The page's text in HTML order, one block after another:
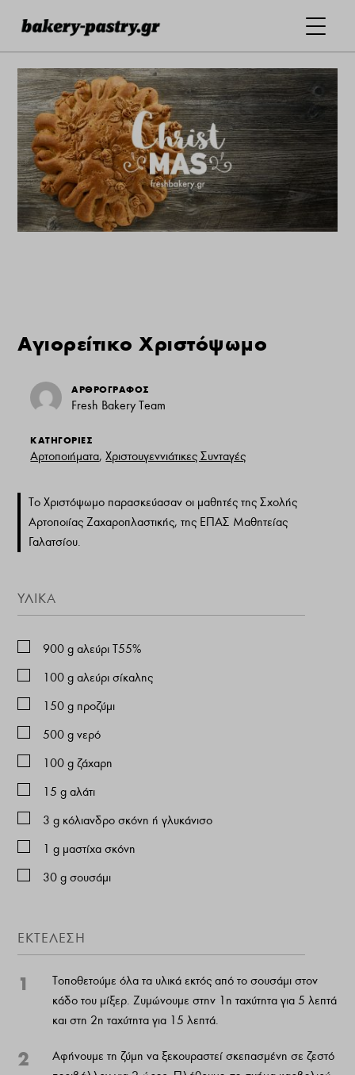
Αγιορείτικο Χριστόψωμο
ΑΡΘΡΟΓΡΑΦΟΣ
Fresh Bakery Team
ΚΑΤΗΓΟΡΙΕΣ
Αρτοποιήματα,Χριστουγεννιάτικες Συνταγές
To Χριστόψωμο παρασκεύασαν οι μαθητές της Σχολής
Αρτοποιίας Ζαχαροπλαστικής, της ΕΠΑΣ Μαθητείας
Γαλατσίου.
ΥΛΙΚΑ
900 g αλεύρι Τ55%
100 g αλεύρι σίκαλης
150 g προζύμι
500 g νερό
100 g ζάχαρη
15 g αλάτι
3 g κόλιανδρο σκόνη ή γλυκάνισο
1 g μαστίχα σκόνη
30 g σουσάμι
ΕΚΤΕΛΕΣΗ
1
Τοποθετούμε όλα τα υλικά εκτός από το σουσάμι στον
κάδο του μίξερ. Ζυμώνουμε στην 1η ταχύτητα για 5 λεπτά
και στη 2η ταχύτητα για 15 λεπτά.
2
Αφήνουμε τη ζύμη να ξεκουραστεί σκεπασμένη σε ζεστό